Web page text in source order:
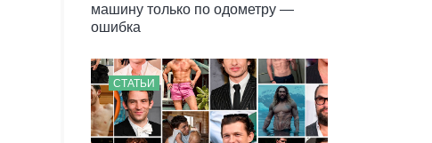
машину только по одометру —
ошибка
СТАТЬИ